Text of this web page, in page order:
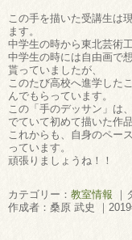
この手を描いた受講生は
ます。
中学生の時から東北芸術
中学生の時には自由画で
貰っていましたが、
このたび高校へ進学した
んでもらっています。
この「手のデッサン」は
でていて初めて描いた作
これからも、自身のペー
っています。
頑張りましょうね！！
カテゴリー： 教室情報 ｜
作成者：桑原 武史 ｜